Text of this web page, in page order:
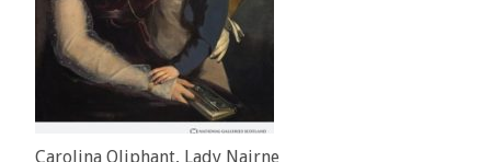
Carolina Oliphant, Lady Nairne